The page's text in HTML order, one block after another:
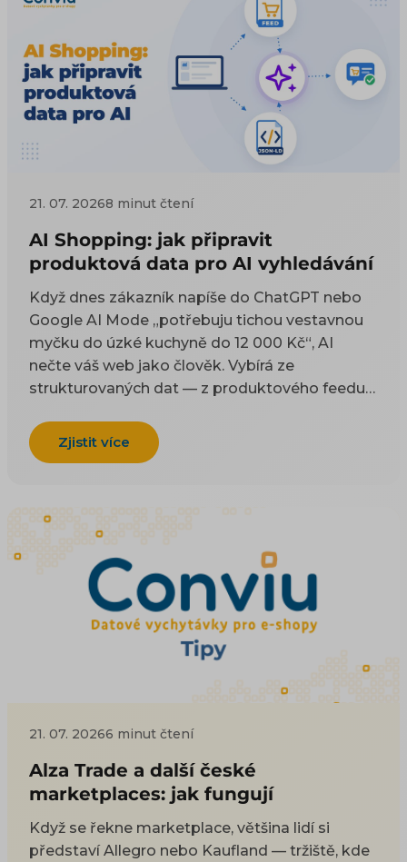
21. 07. 20268 minut čtení
AI Shopping: jak připravit
produktová data pro AI vyhledávání
Když dnes zákazník napíše do ChatGPT nebo
Google AI Mode „potřebuju tichou vestavnou
myčku do úzké kuchyně do 12 000 Kč“, AI
nečte váš web jako člověk. Vybírá ze
strukturovaných dat — z produktového feedu a
návod, co do těch dat dát a jak je naplnit, aby
vás AI uměla doporučit. Proč na AI viditelnosti
produktový feed a jak funguje, vysvětlují
Zjistit více
21. 07. 20266 minut čtení
Alza Trade a další české
marketplaces: jak fungují
Když se řekne marketplace, většina lidí si
představí Allegro nebo Kaufland — tržiště, kde